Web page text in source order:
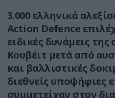
3.000 ελληνικά
Action Defence
ειδικές δυνάμεις
Κουβέιτ μετά από
και βαλλιστικές
διεθνείς υποψήφιες
συμμετείχαν στον